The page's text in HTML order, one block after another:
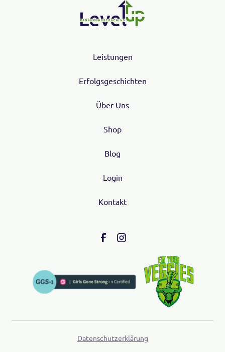
Leistungen
Erfolgsgeschichten
Über Uns
Shop
Blog
Login
Kontakt
Datenschutzerklärung